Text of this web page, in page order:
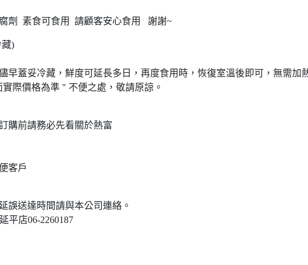
劑 素食可食用 請顧客安心食用 謝謝~
藏)
早蓋妥冷藏，鮮度可延長多日，再度食用時，恢復室溫後即可，無需加
際價格為準 " 不便之處，敬請原諒。
購前請務必先看關於熱富
客戶
誤送達時間請與本公司連絡。
平店06-2260187